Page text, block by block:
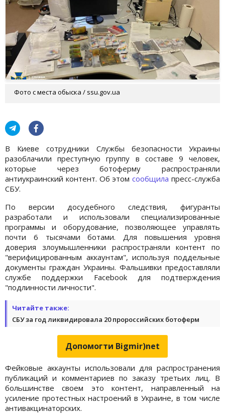
Фото с места обыска / ssu.gov.ua
В Киеве сотрудники Службы безопасности Украины
разоблачили преступную группу в составе 9 человек,
которые через ботоферму распространяли
антиукраинский контент. Об этомсообщила пресс-служба
СБУ.
По версии досудебного следствия, фигуранты
разработали и использовали специализированные
программы и оборудование, позволяющее управлять
почти 6 тысячами ботами. Для повышения уровня
доверия злоумышленники распространяли контент по
"верифицированным аккаунтам", используя поддельные
документы граждан Украины. Фальшивки предоставляли
службе поддержки Facebook для подтверждения
"подлинности личности".
Читайте также:
СБУ за год ликвидировала 20 пророссийских ботоферм
Допомогти Bigmir)net
Фейковые аккаунты использовали для распространения
публикаций и комментариев по заказу третьих лиц. В
большинстве своем это контент, направленный на
усиление протестных настроений в Украине, в том числе
антивакцинаторских.